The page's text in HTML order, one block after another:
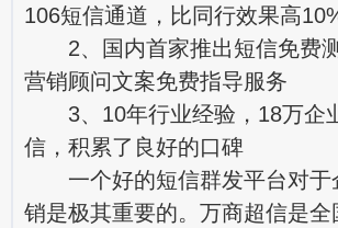
106短信通道，比同行效果高
2、国内首家推出短信免费
营销顾问文案免费指导服务
3、10年行业经验，18万企
信，积累了良好的口碑
一个好的短信群发平台对于
销是极其重要的。万商超信是